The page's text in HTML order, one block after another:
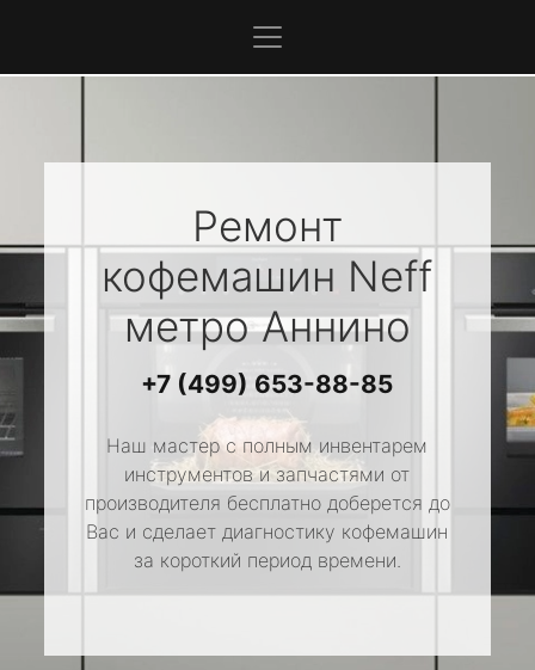
Ремонт
кофемашин Neff
метро Аннино
+7 (499) 653-88-85
Наш мастер с полным инвентарем
инструментов и запчастями от
производителя бесплатно доберется до
Вас и сделает диагностику кофемашин
за короткий период времени.